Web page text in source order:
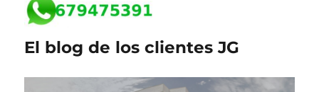
El blog de los clientes JG